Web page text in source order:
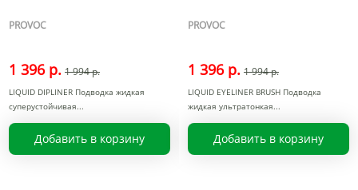
PROVOC
1 396 р. 1 994 р.
LIQUID DIPLINER Подводка жидкая
суперустойчивая
Добавить в корзину
PROVOC
1 396 р. 1 994 р.
LIQUID EYELINER BRUSH Подводка
жидкая ультратонкая
Добавить в корзину